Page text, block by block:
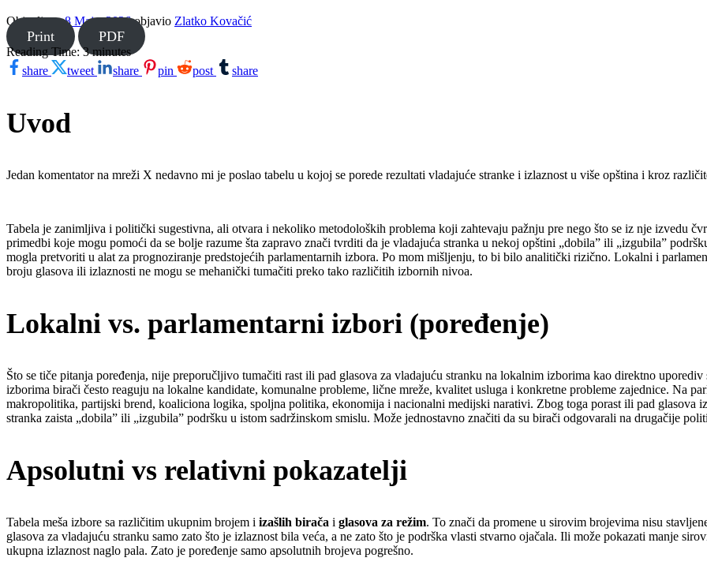
Objavljeno8 Maja, 2026objavio Zlatko Kovačić
Print PDF
Reading Time:3 minutes
share
tweet share pin post share
Uvod
Jedan komentator na mreži X nedavno mi je poslao tabelu u kojoj se porede rezultati vladajuće stranke i izlaznost u više opština i kroz
Tabela je zanimljiva i politički sugestivna, ali otvara i nekoliko metodoloških problema koji zahtevaju pažnju pre nego što se iz nje izvedu
primedbi koje mogu pomoći da se bolje razume šta zapravo znači tvrditi da je vladajuća stranka u nekoj opštini „dobila” ili „izgubila”
mogla pretvoriti u alat za prognoziranje predstojećih parlamentarnih izbora. Po mom mišljenju, to bi bilo analitički rizično. Lokalni i
broju glasova ili izlaznosti ne mogu se mehanički tumačiti preko tako različitih izbornih nivoa.
Lokalni vs. parlamentarni izbori (poređenje)
Što se tiče pitanja poređenja, nije preporučljivo tumačiti rast ili pad glasova za vladajuću stranku na lokalnim izborima kao direktno
izborima birači često reaguju na lokalne kandidate, komunalne probleme, lične mreže, kvalitet usluga i konkretne probleme zajednice. Na
makropolitika, partijski brend, koaliciona logika, spoljna politika, ekonomija i nacionalni medijski narativi. Zbog toga porast ili pad glasova
stranka zaista „dobila” ili „izgubila” podršku u istom sadržinskom smislu. Može jednostavno značiti da su birači odgovarali na drugačije
Apsolutni vs relativni pokazatelji
Tabela meša izbore sa različitim ukupnim brojem i izašlih birača i glasova za režim. To znači da promene u sirovim brojevima nisu
glasova za vladajuću stranku samo zato što je izlaznost bila veća, a ne zato što je podrška vlasti stvarno ojačala. Ili može pokazati manje
ukupna izlaznost naglo pala. Zato je poređenje samo apsolutnih brojeva pogrešno.